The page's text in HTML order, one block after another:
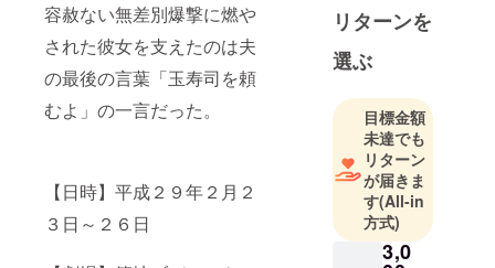
容赦ない無差別爆撃に燃や
された彼女を支えたのは夫
の最後の言葉「玉寿司を頼
むよ」の一言だった。
【日時】平成２９年２月２
３日～２６日
ブ牧野美千
子、宇宙刑
事シャリバ
ンなどに主
演したアク
ション俳
優、渡洋史
が所属する
芸能プロダ
クションで
リターンを
選ぶ
目標金額
未達でも
リターン
が届きま
す(All-in
方式)
3,0